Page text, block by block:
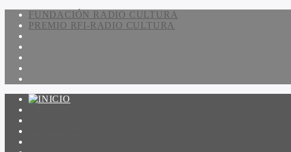
FUNDACIÓN RADIO CULTURA
PREMIO RFI-RADIO CULTURA